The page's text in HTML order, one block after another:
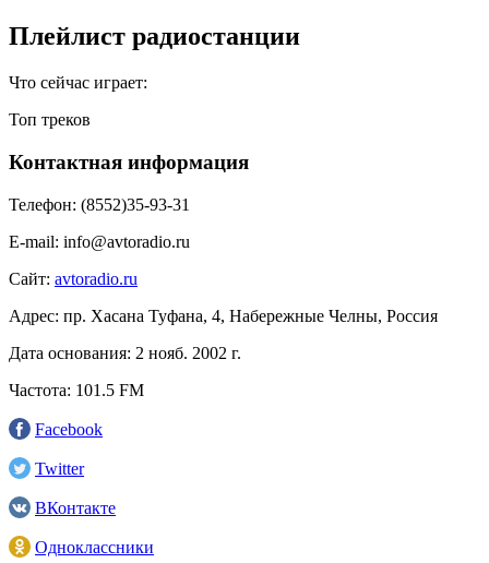
Плейлист радиостанции
Что сейчас играет:
Топ треков
Контактная информация
Телефон: (8552)35-93-31
E-mail: info@avtoradio.ru
Сайт: avtoradio.ru
Адрес: пр. Хасана Туфана, 4, Набережные Челны, Россия
Дата основания: 2 нояб. 2002 г.
Частота: 101.5 FM
Facebook
Twitter
ВКонтакте
Одноклассники